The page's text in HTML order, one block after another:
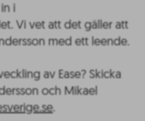
i
Vi vet att det gäller att
med ett leende.
av Ease? Skicka
och Mikael
.